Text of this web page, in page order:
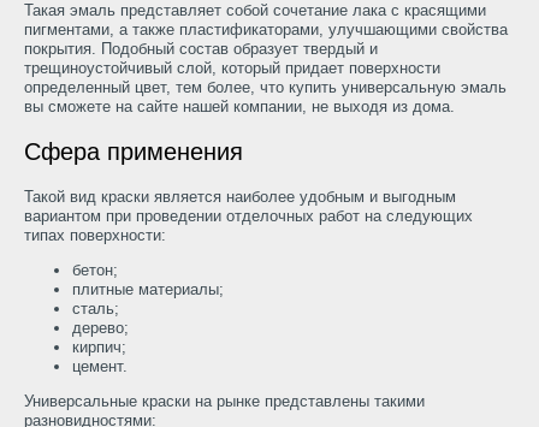
Такая эмаль представляет собой сочетание лака с красящими
пигментами, а также пластификаторами, улучшающими свойства
покрытия. Подобный состав образует твердый и
трещиноустойчивый слой, который придает поверхности
определенный цвет, тем более, что купить универсальную эмаль
вы сможете на сайте нашей компании, не выходя из дома.
Сфера применения
Такой вид краски является наиболее удобным и выгодным
вариантом при проведении отделочных работ на следующих
типах поверхности:
бетон;
плитные материалы;
сталь;
дерево;
кирпич;
цемент.
Универсальные краски на рынке представлены такими
разновидностями: